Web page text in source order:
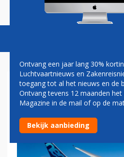
Magazine Podcasts
AIRBUS
Ontvang een jaar lang 30%
Luchtvaartnieuws en
toegang tot al het nieuws en de
Ontvang tevens 12 maanden
Magazine in de mail of op de
Bekijk aanbieding